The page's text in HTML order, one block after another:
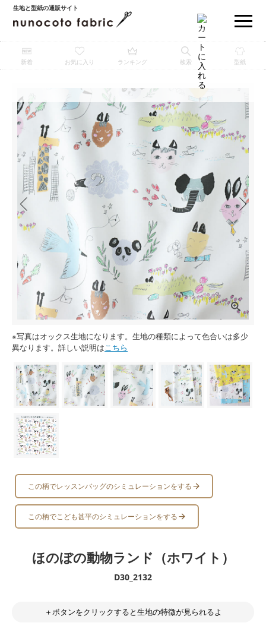
生地と型紙の通販サイト
新着 お気に入り ランキング 検索 型紙
※写真はオックス生地になります。生地の種類によって色合いは多少
異なります。詳しい説明はこちら
この柄でレッスンバッグのシミュレーションをする
この柄でこども甚平のシミュレーションをする
ほのぼの動物ランド（ホワイト）
D30_2132
＋ボタンをクリックすると生地の特徴が見られるよ